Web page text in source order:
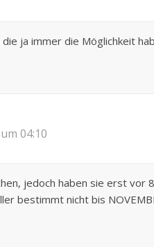
ja immer die Möglichkeit
04:10
jedoch haben sie erst vor
bestimmt nicht bis